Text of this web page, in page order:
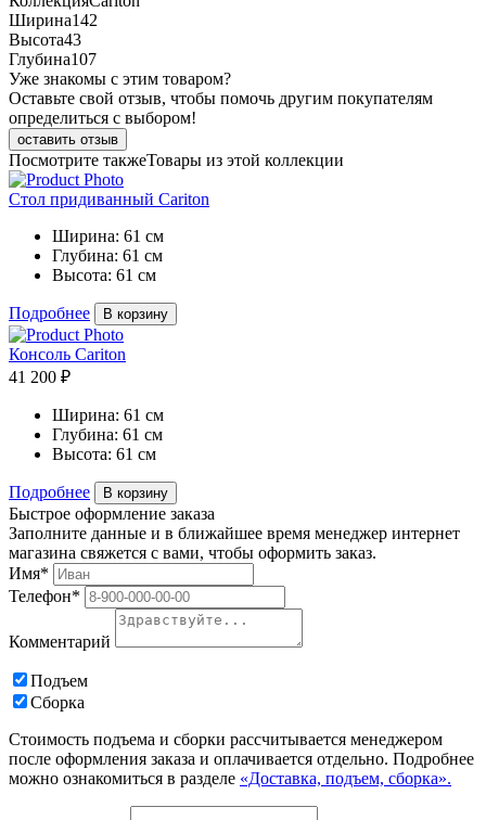
Ширина142
Высота43
Глубина107
Уже знакомы с этим товаром?
Оставьте свой отзыв, чтобы помочь другим покупателям
определиться с выбором!
оставить отзыв
Посмотрите такжеТовары из этой коллекции
Стол придиванный Cariton
Ширина: 61 см
Глубина: 61 см
Высота: 61 см
Подробнее В корзину
Консоль Cariton
41 200 ₽
Ширина: 61 см
Глубина: 61 см
Высота: 61 см
Подробнее В корзину
Быстрое оформление заказа
Заполните данные и в ближайшее время менеджер интернет
магазина свяжется с вами, чтобы оформить заказ.
Имя*
Телефон*
Комментарий
Подъем
Сборка
Стоимость подъема и сборки рассчитывается менеджером
после оформления заказа и оплачивается отдельно. Подробнее
можно ознакомиться в разделе «Доставка, подъем, сборка».